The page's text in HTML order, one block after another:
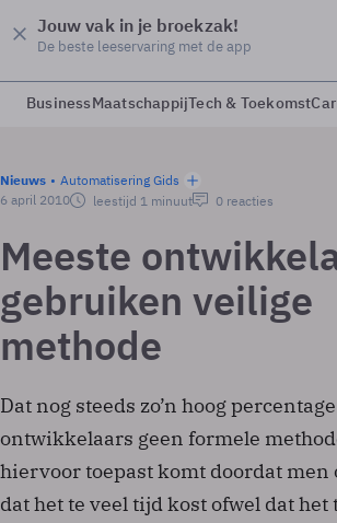
Jouw vak in je broekzak!
De beste leeservaring met de app
BusinessMaatschappijTech & Toekomst
Nieuws
Automatisering Gids
6 april 2010
leestijd 1 minuut 0 reacties
Meeste
gebruiken veilige
methode
Dat nog steeds zo’n hoog percentage
ontwikkelaars geen formele
hiervoor toepast komt doordat men
dat het te veel tijd kost ofwel dat het